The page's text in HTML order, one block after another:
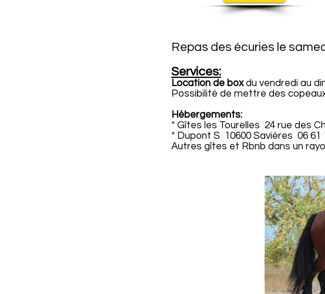
Repas des écuries le
Services:
Location de boxdu vendredi au
Possibilité de mettre des
Hébergements:
* Gîtes les Tourelles 24 rue des
* Dupont S 10600 Savières 06 61
Autres gîtes et Rbnb dans un